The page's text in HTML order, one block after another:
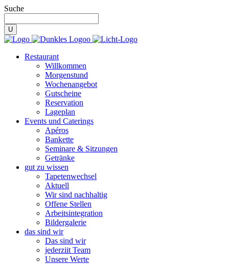
Suche
Restaurant
Willkommen
Morgenstund
Wochenangebot
Gutscheine
Reservation
Lageplan
Events und Caterings
Apéros
Bankette
Seminare & Sitzungen
Getränke
gut zu wissen
Tapetenwechsel
Aktuell
Wir sind nachhaltig
Offene Stellen
Arbeitsintegration
Bildergalerie
das sind wir
Das sind wir
jederziit Team
Unsere Werte